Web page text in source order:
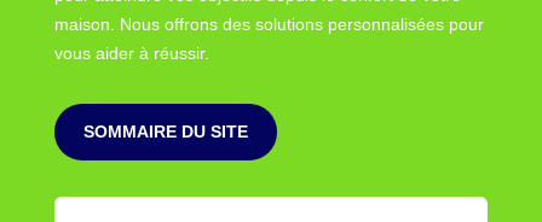
maison. Nous offrons des solutions personnalisées pour
vous aider à réussir.
SOMMAIRE DU SITE